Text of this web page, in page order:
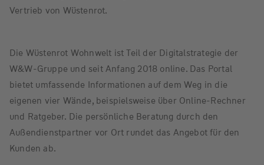
Vertrieb von Wüstenrot.
Die Wüstenrot Wohnwelt ist Teil der Digitalstrategie der
W&W-Gruppe und seit Anfang 2018 online. Das Portal
bietet umfassende Informationen auf dem Weg in die
eigenen vier Wände, beispielsweise über Online-Rechner
und Ratgeber. Die persönliche Beratung durch den
Außendienstpartner vor Ort rundet das Angebot für den
Kunden ab.